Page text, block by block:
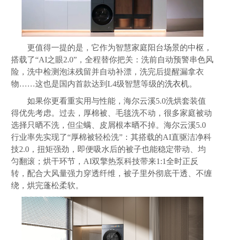
更值得一提的是，它作为智慧家庭阳台场景的中枢，
搭载了“AI之眼2.0”，全程替你把关：洗前自动预警串色风
险，洗中检测泡沫残留并自动补漂，洗完后提醒漏拿衣
物……这也是国内首款达到L4级智慧等级的洗衣机。
如果你更看重实用与性能，海尔云溪5.0洗烘套装值
得优先考虑。过去，厚棉被、毛毯洗不动，很多家庭被动
选择只晒不洗，但尘螨、皮屑根本晒不掉。海尔云溪5.0
行业率先实现了“厚棉被轻松洗”：其搭载的AI直驱洁净科
技2.0，扭矩强劲，即便吸水后的被子也能稳定带动、均
匀翻滚；烘干环节，AI双擎热泵科技带来1:1全时正反
转，配合大风量强力穿透纤维，被子里外彻底干透、不缠
绕，烘完蓬松柔软。